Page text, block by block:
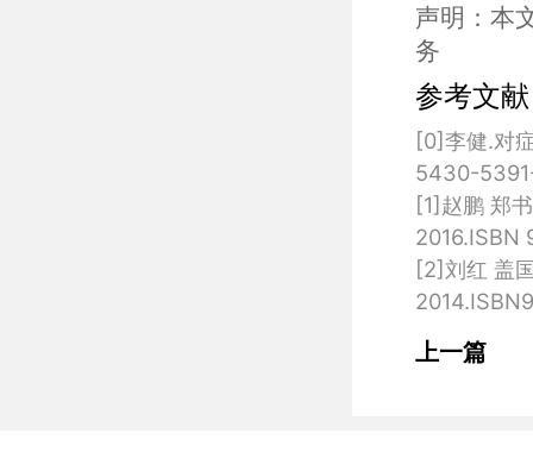
声明：本
务
参考文
[0]李健.对
5430-
[1]赵鹏 郑
[2]刘红 盖
上一篇